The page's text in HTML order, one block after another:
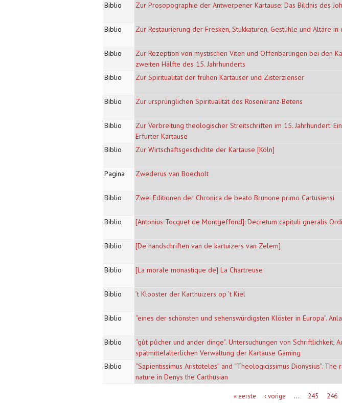
Biblio
Zur Prosopographie der Antwerpener Kartause: Das Bildnis des
Biblio
Zur Restaurierung der Fresken, Stukkaturen, Gestühle und Altäre
Biblio
Zur Rezeption von mystischen Viten und Offenbarungen bei den
zweiten Hälfte des 15. Jahrhunderts
Biblio
Zur Spiritualität der frühen Kartäuser und Zisterzienser
Biblio
Zur ursprünglichen Spiritualität des Rosenkranz-Betens
Biblio
Zur Verbreitung theologischer Streitschriften im 15. Jahrhundert.
Erfurter Kartause
Biblio
Zur Wirtschaftsgeschichte der Kartause [Köln]
Pagina
Zwederus van Boecholt
Biblio
Zwei Editionen der Chronica de beato Brunone primo Cartusiensi
Biblio
[Antonius Tocquet de Montgeffond]: Decretum capituli gneralis
Biblio
[De handschriften van de kartuizers van Zelem]
Biblio
[La morale monastique de] La Chartreuse
Biblio
’t Klooster der Karthuizers op ’t Kiel
Biblio
“eines der schönsten und sehenswürdigsten Klöster in Europa”.
Biblio
“gůt půcher und ander dinge”. Untersuchungen von Schriftlichkeit,
spätmittelalterlichen Verwaltung der Kartause Gaming
Biblio
“Sapientissimus Aristoteles” and “Theologicissimus Dionysius”.
nature in Denys the Carthusian
« eerste ‹ vorige … 245 246